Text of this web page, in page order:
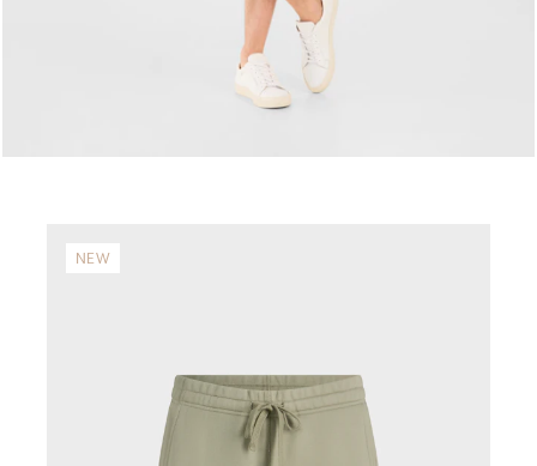
NEW